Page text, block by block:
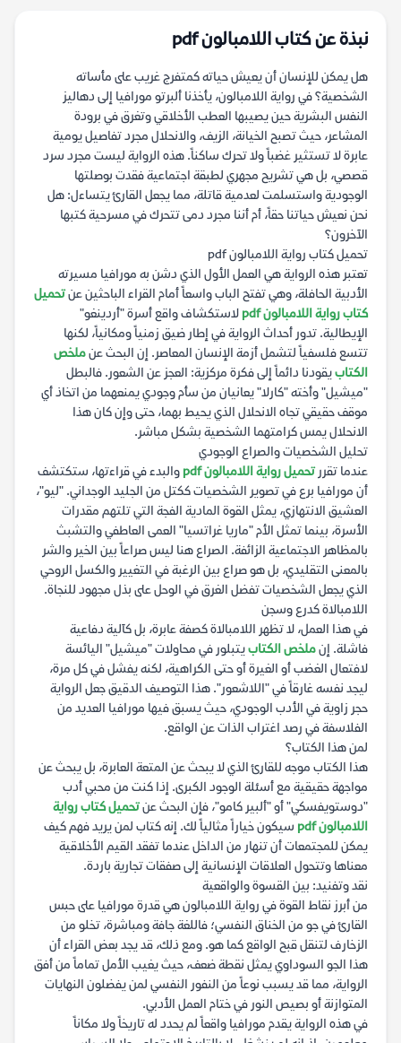
نبذة عن كتاب اللامبالون pdf
هل يمكن للإنسان أن يعيش حياته كمتفرج غريب على مأساته
الشخصية؟ في رواية اللامبالون، يأخذنا ألبرتو مورافيا إلى دهاليز
النفس البشرية حين يصيبها العطب الأخلاقي وتغرق في برودة
المشاعر، حيث تصبح الخيانة، الزيف، والانحلال مجرد تفاصيل يومية
عابرة لا تستثير غضباً ولا تحرك ساكناً. هذه الرواية ليست مجرد سرد
قصصي، بل هي تشريح مجهري لطبقة اجتماعية فقدت بوصلتها
الوجودية واستسلمت لعدمية قاتلة، مما يجعل القارئ يتساءل: هل
نحن نعيش حياتنا حقاً، أم أننا مجرد دمى تتحرك في مسرحية كتبها
الآخرون؟
تحميل كتاب رواية اللامبالون pdf
تعتبر هذه الرواية هي العمل الأول الذي دشن به مورافيا مسيرته
الأدبية الحافلة، وهي تفتح الباب واسعاً أمام القراء الباحثين عنتحميل
كتاب رواية اللامبالون pdf
لاستكشاف واقع أسرة "أردينغو"
الإيطالية. تدور أحداث الرواية في إطار ضيق زمنياً ومكانياً، لكنها
تتسع فلسفياً لتشمل أزمة الإنسان المعاصر. إن البحث عنملخص
الكتابيقودنا دائماً إلى فكرة مركزية: العجز عن الشعور. فالبطل
"ميشيل" وأخته "كارلا" يعانيان من سأم وجودي يمنعهما من اتخاذ أي
موقف حقيقي تجاه الانحلال الذي يحيط بهما، حتى وإن كان هذا
الانحلال يمس كرامتهما الشخصية بشكل مباشر.
تحليل الشخصيات والصراع الوجودي
عندما تقررتحميل رواية اللامبالون pdf
والبدء في قراءتها، ستكتشف
أن مورافيا برع في تصوير الشخصيات ككتل من الجليد الوجداني. "ليو"،
العشيق الانتهازي، يمثل القوة المادية الفجة التي تلتهم مقدرات
الأسرة، بينما تمثل الأم "ماريا غراتسيا" العمى العاطفي والتشبث
بالمظاهر الاجتماعية الزائفة. الصراع هنا ليس صراعاً بين الخير والشر
بالمعنى التقليدي، بل هو صراع بين الرغبة في التغيير والكسل الروحي
الذي يجعل الشخصيات تفضل الغرق في الوحل على بذل مجهود للنجاة.
اللامبالاة كدرع وسجن
في هذا العمل، لا تظهر اللامبالاة كصفة عابرة، بل كآلية دفاعية
فاشلة. إنملخص الكتابيتبلور في محاولات "ميشيل" اليائسة
لافتعال الغضب أو الغيرة أو حتى الكراهية، لكنه يفشل في كل مرة،
ليجد نفسه غارقاً في "اللاشعور". هذا التوصيف الدقيق جعل الرواية
حجر زاوية في الأدب الوجودي، حيث يسبق فيها مورافيا العديد من
الفلاسفة في رصد اغتراب الذات عن الواقع.
لمن هذا الكتاب؟
هذا الكتاب موجه للقارئ الذي لا يبحث عن المتعة العابرة، بل يبحث عن
مواجهة حقيقية مع أسئلة الوجود الكبرى. إذا كنت من محبي أدب
"دوستويفسكي" أو "ألبير كامو"، فإن البحث عنتحميل كتاب رواية
اللامبالون pdf
سيكون خياراً مثالياً لك. إنه كتاب لمن يريد فهم كيف
يمكن للمجتمعات أن تنهار من الداخل عندما تفقد القيم الأخلاقية
معناها وتتحول العلاقات الإنسانية إلى صفقات تجارية باردة.
نقد وتفنيد: بين القسوة والواقعية
من أبرز نقاط القوة في رواية اللامبالون هي قدرة مورافيا على حبس
القارئ في جو من الخناق النفسي؛ فاللغة جافة ومباشرة، تخلو من
الزخارف لتنقل قبح الواقع كما هو. ومع ذلك، قد يجد بعض القراء أن
هذا الجو السوداوي يمثل نقطة ضعف، حيث يغيب الأمل تماماً من أفق
الرواية، مما قد يسبب نوعاً من النفور النفسي لمن يفضلون النهايات
المتوازنة أو بصيص النور في ختام العمل الأدبي.
في هذه الرواية يقدم مورافيا واقعاً لم يحدد له تاريخاً ولا مكاناً